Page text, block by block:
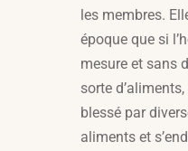
les membres.
époque que si
mesure et sans
sorte
blessé par
aliments et